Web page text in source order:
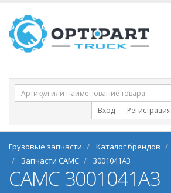
Вход Регистрация
Грузовые запчасти Каталог брендов
Запчасти CAMC
3001041A3
CAMC 3001041A3